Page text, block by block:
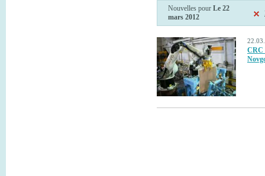
Nouvelles pour Le 22
mars 2012
CRC